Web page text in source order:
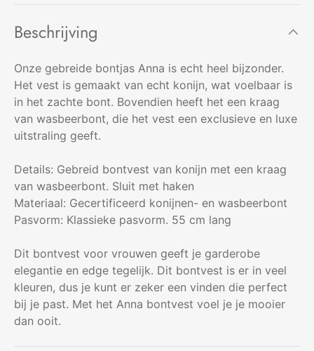
Beschrijving
Onze gebreide bontjas Anna is echt heel bijzonder.
Het vest is gemaakt van echt konijn, wat voelbaar is
in het zachte bont. Bovendien heeft het een kraag
van wasbeerbont, die het vest een exclusieve en luxe
uitstraling geeft.
Details: Gebreid bontvest van konijn met een kraag
van wasbeerbont. Sluit met haken
Materiaal: Gecertificeerd konijnen- en wasbeerbont
Pasvorm: Klassieke pasvorm. 55 cm lang
Dit bontvest voor vrouwen geeft je garderobe
elegantie en edge tegelijk. Dit bontvest is er in veel
kleuren, dus je kunt er zeker een vinden die perfect
bij je past. Met het Anna bontvest voel je je mooier
dan ooit.